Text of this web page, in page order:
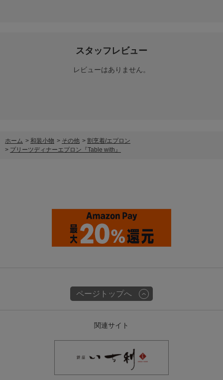
スタッフレビュー
レビューはありません。
ホーム > 和装小物 > その他 > 割烹着/エプロン
> プリーツディナーエプロン『Table with』
ページトップへ
関連サイト